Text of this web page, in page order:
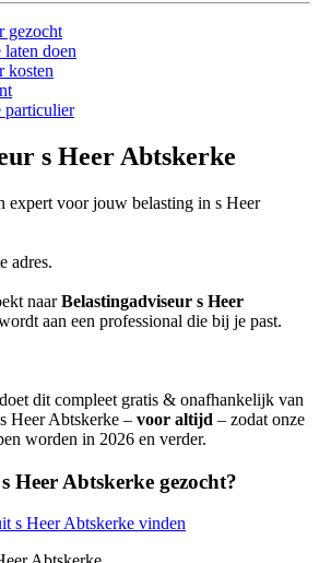
gezocht
doen
kosten
particulier
s Heer Abtskerke
expert voor jouw belasting in s Heer
adres.
naarBelastingadviseur s Heer
aan een professional die bij je past.
dit compleet gratis & onafhankelijk van
Heer Abtskerke – voor altijd – zodat onze
worden in 2026 en verder.
Heer Abtskerke gezocht?
s Heer Abtskerke vinden